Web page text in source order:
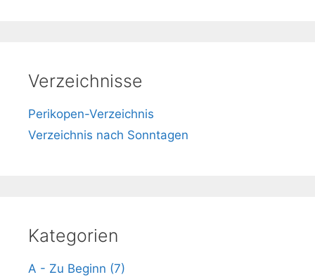
Verzeichnisse
Perikopen-Verzeichnis
Verzeichnis nach Sonntagen
Kategorien
A - Zu Beginn (7)